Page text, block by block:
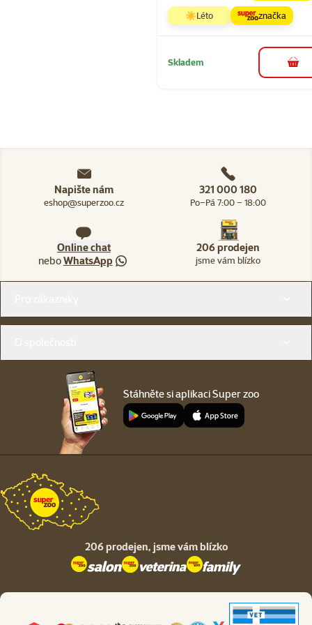
☀️Léto značka
Skladem do
Napište nám
eshop@superzoo.cz
321 000 180
Po–Pá 7:00 – 18:00
Online chat
neboWhatsApp
206 prodejen
jsme vám blízko
Stáhněte si aplikaci Super zoo
206 prodejen, jsme vám blízko